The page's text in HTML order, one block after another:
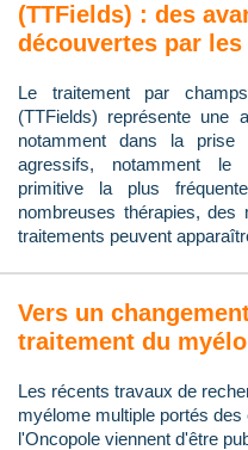
(TTFields) : des
découvertes par
Le traitement par
(TTFields) représente une
notamment dans la
agressifs, notamment le
primitive la plus
nombreuses thérapies,
traitements peuvent
Vers un
traitement du
Les récents travaux de
myélome multiple portés
l'Oncopole viennent d'être